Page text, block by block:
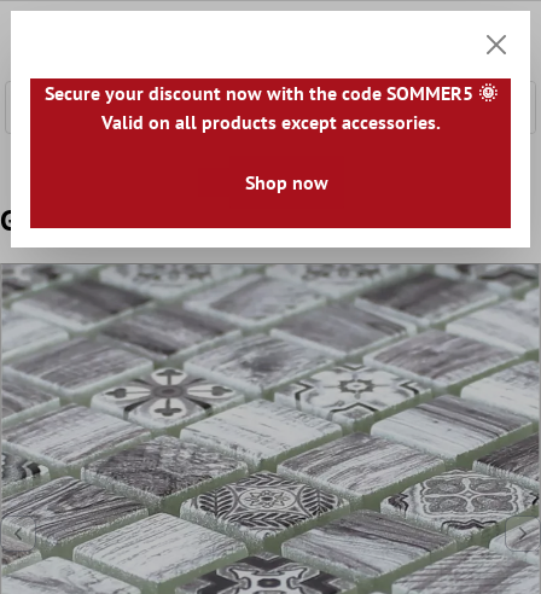
Glasmozaïek Houtlook Tegels Vision Grijs
Secure your discount now with the code SOMMER5 🌞
Valid on all products except accessories.
Shop now